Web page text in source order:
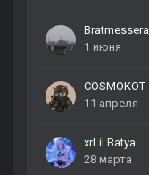
Bratmessera
1 июня
COSMOKOT
11 апреля
xrLil Batya
28 марта